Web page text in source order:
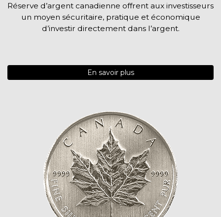
Réserve d’argent canadienne offrent aux investisseurs
un moyen sécuritaire, pratique et économique
d’investir directement dans l’argent.
En savoir plus